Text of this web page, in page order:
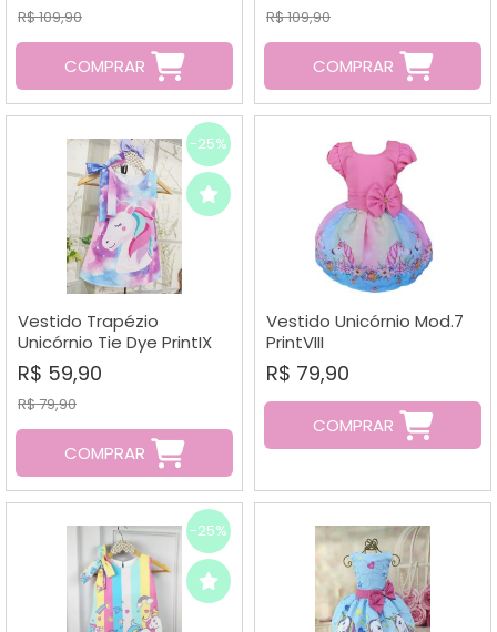
R$ 109,90
COMPRAR
R$ 109,90
COMPRAR
-25%
Vestido Trapézio
Unicórnio Tie Dye PrintIX
R$ 59,90
R$ 79,90
COMPRAR
Vestido Unicórnio Mod.7
PrintVIII
R$ 79,90
COMPRAR
-25%